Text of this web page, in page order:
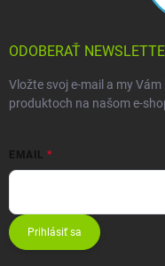
ODOBERAŤ
Vložte svoj e-mail a my
produktoch na našom e-
EMAIL
Prihlásiť sa